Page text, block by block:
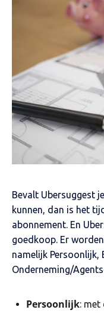
Bevalt Ubersuggest
kunnen, dan is het
abonnement. En
goedkoop. Er worden
namelijk Persoonlijk,
Onderneming/
Persoonlijk: met